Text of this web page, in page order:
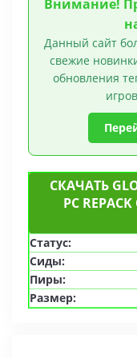
Внимание!
Данный сайт
свежие
обновления
СКАЧАТЬ
PC
Статус:
Сиды:
Пиры:
Размер: